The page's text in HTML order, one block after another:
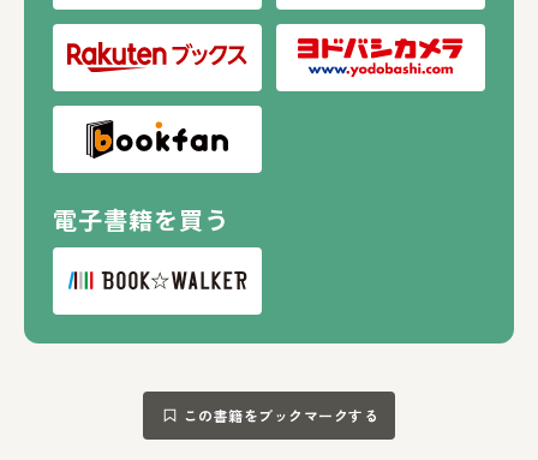
電子書籍を買う
この書籍をブックマークする